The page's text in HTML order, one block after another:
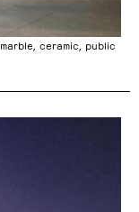
ceramic, public